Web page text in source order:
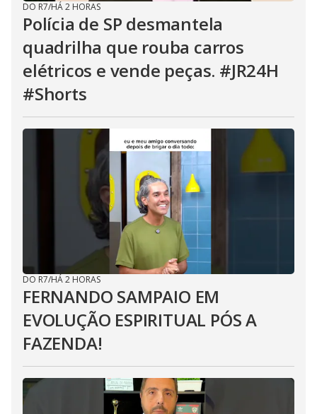
DO R7/HÁ 2 HORAS
Polícia de SP desmantela
quadrilha que rouba carros
elétricos e vende peças. #JR24H
#Shorts
DO R7/HÁ 2 HORAS
FERNANDO SAMPAIO EM
EVOLUÇÃO ESPIRITUAL PÓS A
FAZENDA!